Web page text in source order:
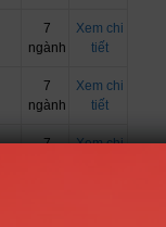
7
ngành
Xem chi
tiết
7
ngành
Xem chi
tiết
7
Xem chi